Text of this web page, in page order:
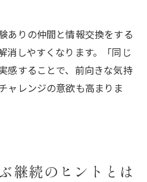
ありの仲間と情報交換をする
消しやすくなります。「同じ
感することで、前向きな気持
ャレンジの意欲も高まりま
継続のヒントとは